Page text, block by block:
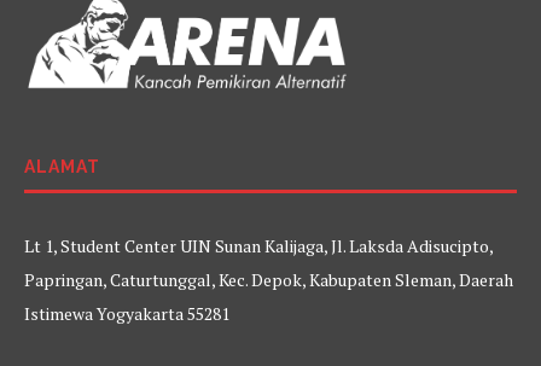
ALAMAT
Lt 1, Student Center UIN Sunan Kalijaga, Jl. Laksda Adisucipto,
Papringan, Caturtunggal, Kec. Depok, Kabupaten Sleman, Daerah
Istimewa Yogyakarta 55281